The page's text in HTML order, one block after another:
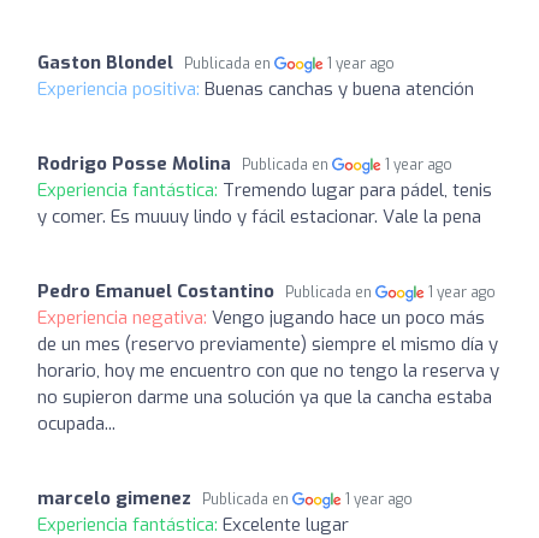
Gaston Blondel Publicada en 1 year ago
Experiencia positiva: Buenas canchas y buena atención
Rodrigo Posse Molina Publicada en 1 year ago
Experiencia fantástica: Tremendo lugar para pádel, tenis
y comer. Es muuuy lindo y fácil estacionar. Vale la pena
Pedro Emanuel Costantino Publicada en 1 year ago
Experiencia negativa: Vengo jugando hace un poco más
de un mes (reservo previamente) siempre el mismo día y
horario, hoy me encuentro con que no tengo la reserva y
no supieron darme una solución ya que la cancha estaba
ocupada...
marcelo gimenez Publicada en 1 year ago
Experiencia fantástica: Excelente lugar